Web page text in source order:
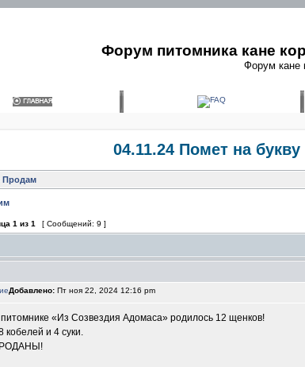
Форум питомника кане
Форум кане
04.11.24 Помет на
Продам
1 из 1 [ Сообщений: 9 ]
Добавлено: Пт ноя 22, 2024 12:16 pm
питомнике «Из Созвездия Адомаса» родилось 12 щенков!
кобелей и 4 суки.